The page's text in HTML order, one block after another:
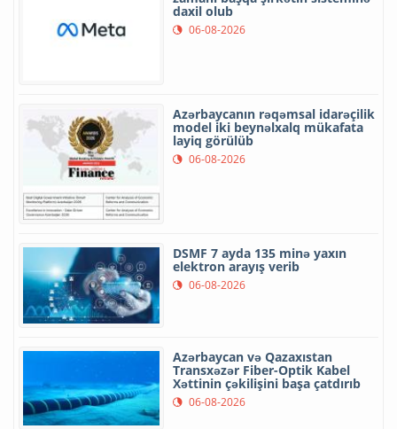
daxil olub
06-08-2026
Azərbaycanın rəqəmsal idarəçilik
model iki beynəlxalq mükafata
layiq görülüb
06-08-2026
DSMF 7 ayda 135 minə yaxın
elektron arayış verib
06-08-2026
Azərbaycan və Qazaxıstan
Transxəzər Fiber-Optik Kabel
Xəttinin çəkilişini başa çatdırıb
06-08-2026